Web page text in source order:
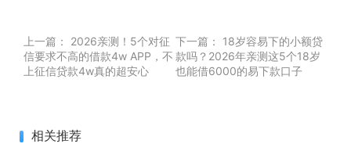
上一篇：
2026亲测！5个对征
信要求不高的借款4w APP，不
上征信贷款4w真的超安心
下一篇：
18岁容易下的小额贷
款吗？2026年亲测这5个18岁
也能借6000的易下款口子
相关推荐